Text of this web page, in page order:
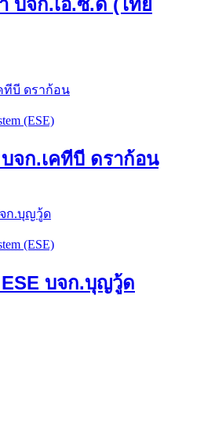
บจก.เอ.ซี.ดี (ไทย
(ESE)
จก.เคทีบี ดราก้อน
(ESE)
บจก.บุญวู้ด